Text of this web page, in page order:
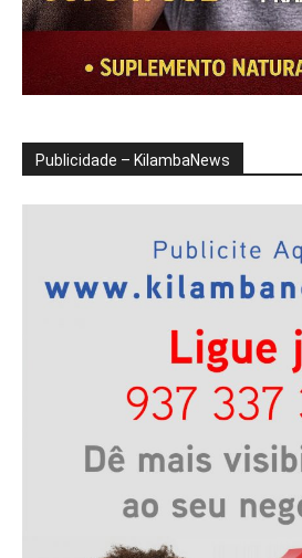
Publicidade – KilambaNews